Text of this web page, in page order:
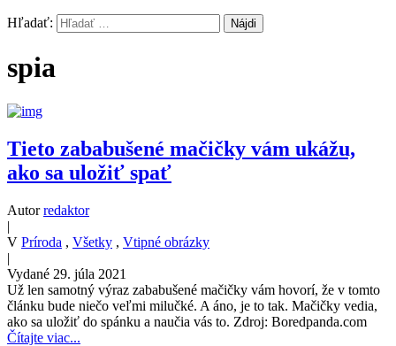
Hľadať:
spia
Tieto zababušené mačičky vám ukážu,
ako sa uložiť spať
Autorredaktor
|
V Príroda , Všetky , Vtipné obrázky
|
Vydané 29. júla 2021
Už len samotný výraz zababušené mačičky vám hovorí, že v tomto
článku bude niečo veľmi milučké. A áno, je to tak. Mačičky vedia,
ako sa uložiť do spánku a naučia vás to. Zdroj: Boredpanda.com
Čítajte viac...